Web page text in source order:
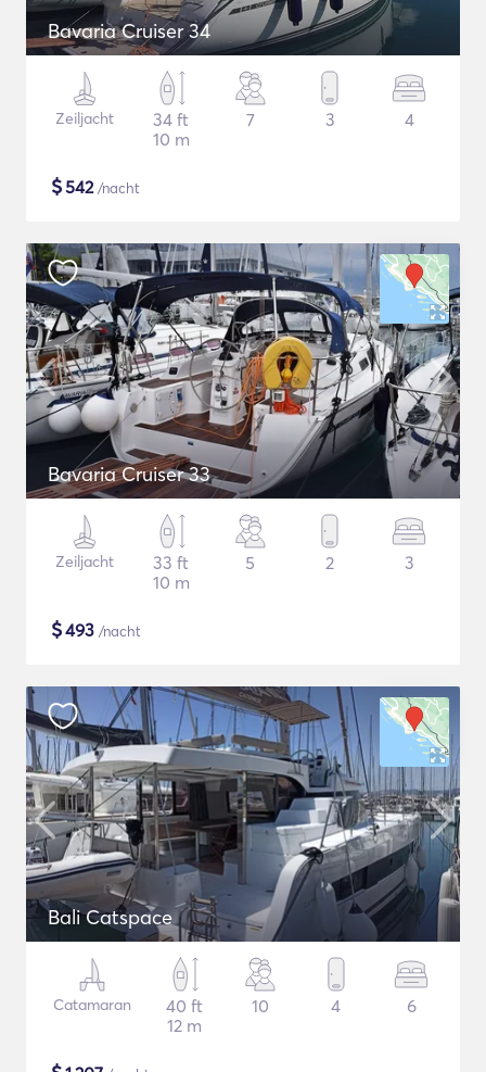
Bavaria Cruiser 34
Zeiljacht
34 ft
10 m
7 3 4
$542/nacht
Bavaria Cruiser 33
Zeiljacht
33 ft
10 m
5 2 3
$493 /nacht
Bali Catspace
Catamaran
40 ft
12 m
10 4 6